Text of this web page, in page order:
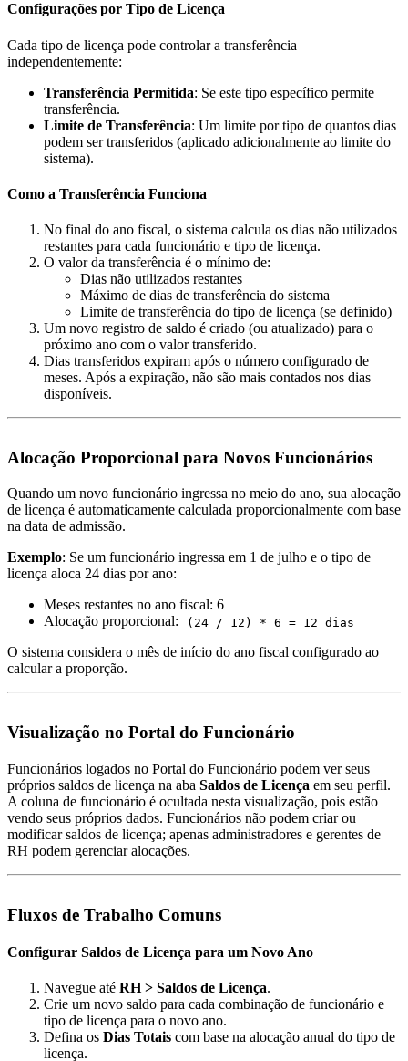
Configurações por Tipo de Licença
Cada tipo de licença pode controlar a transferência
independentemente:
Transferência Permitida: Se este tipo específico permite
transferência.
Limite de Transferência: Um limite por tipo de quantos dias
podem ser transferidos (aplicado adicionalmente ao limite do
sistema).
Como a Transferência Funciona
No final do ano fiscal, o sistema calcula os dias não utilizados
restantes para cada funcionário e tipo de licença.
O valor da transferência é o mínimo de:
Dias não utilizados restantes
Máximo de dias de transferência do sistema
Limite de transferência do tipo de licença (se definido)
Um novo registro de saldo é criado (ou atualizado) para o
próximo ano com o valor transferido.
Dias transferidos expiram após o número configurado de
meses. Após a expiração, não são mais contados nos dias
disponíveis.
Alocação Proporcional para Novos Funcionários
Quando um novo funcionário ingressa no meio do ano, sua alocação
de licença é automaticamente calculada proporcionalmente com base
na data de admissão.
Exemplo: Se um funcionário ingressa em 1 de julho e o tipo de
licença aloca 24 dias por ano:
Meses restantes no ano fiscal: 6
Alocação proporcional:
(24 / 12) * 6 = 12 dias
O sistema considera o mês de início do ano fiscal configurado ao
calcular a proporção.
Visualização no Portal do Funcionário
Funcionários logados no Portal do Funcionário podem ver seus
próprios saldos de licença na aba Saldos de Licença em seu perfil.
A coluna de funcionário é ocultada nesta visualização, pois estão
vendo seus próprios dados. Funcionários não podem criar ou
modificar saldos de licença; apenas administradores e gerentes de
RH podem gerenciar alocações.
Fluxos de Trabalho Comuns
Configurar Saldos de Licença para um Novo Ano
Navegue até RH > Saldos de Licença.
Crie um novo saldo para cada combinação de funcionário e
tipo de licença para o novo ano.
Defina os Dias Totais com base na alocação anual do tipo de
licença.